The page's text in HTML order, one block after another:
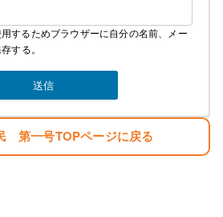
するためブラウザーに自分の名前、メー
する。
第一号TOPページに戻る